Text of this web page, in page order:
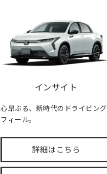
インサイト
心昂ぶる、新時代のドライビング
フィール。
詳細はこちら